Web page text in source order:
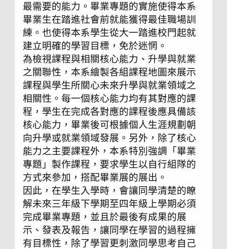
最需要的能力。畢業專題的實施使得本系
畢業生在踏進社會前就能獲得最佳職場訓
練。也使得本系學生從大一踏進校門起就
建立明確的學習目標，免於迷惘。
為檢視課程與相關核心能力、升學與就業
之關聯性，本系繪製各組課程地圖來展示
課程與學生所關心未來升學與就業領域之
相關性。每一個核心能力均有其對應的課
程，學生在完成各對應的課程後應具備該
核心能力，畢業後可根據個人生涯規劃朝
向升學或就業領域發展。另外，除了核心
能力之主要課程外，本系特別強調「畢業
專題」製作課程，要求學生以自行組隊的
方式來參加，搭配畢業展的展出。
因此，在學生入學時，會讓同學清楚的瞭
解未來三年級下學期至四年級上學期必須
完成畢業專題，並且於最後有成果的展
示、發表及報告，讓同學在學習的過程擁
有目標性，除了學習更刺激同學思考自己